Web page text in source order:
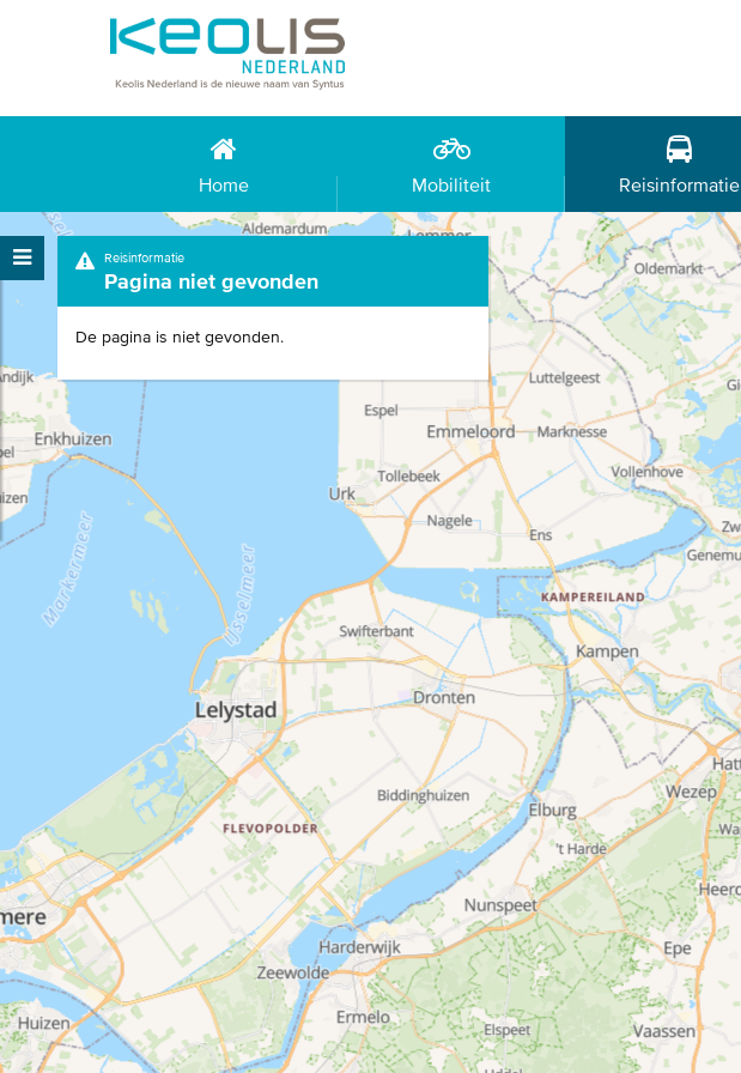
Home Mobiliteit Reisinformatie
Reisinformatie
Pagina niet gevonden
De pagina is niet gevonden.